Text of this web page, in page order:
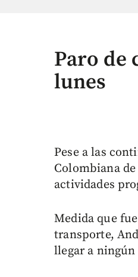
Paro de
lunes
Pese a las
Colombiana
actividades
Medida que
transporte,
llegar a ningún